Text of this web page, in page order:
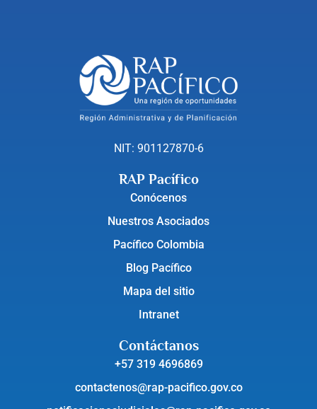
NIT: 901127870-6
RAP Pacífico
Conócenos
Nuestros Asociados
Pacífico Colombia
Blog Pacífico
Mapa del sitio
Intranet
Contáctanos
+57 319 4696869
contactenos@rap-pacifico.gov.co